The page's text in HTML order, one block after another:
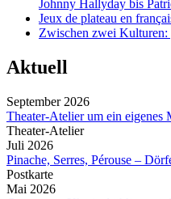
Johnny Hallyday bis
Jeux de plateau en
Zwischen zwei Kulturen:
Aktuell
September 2026
Theater-Atelier um ein eigenes
Theater-Atelier
Juli 2026
Pinache, Serres, Pérouse –
Postkarte
Mai 2026